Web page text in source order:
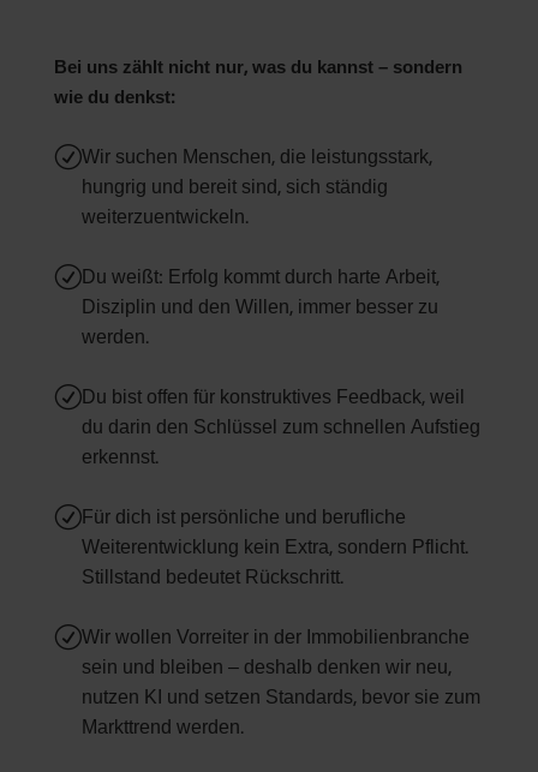
Bei uns zählt nicht nur, was du kannst – sondern
wie du denkst:
RWir suchen Menschen, die leistungsstark,
hungrig und bereit sind, sich ständig
weiterzuentwickeln.
RDu weißt: Erfolg kommt durch harte Arbeit,
Disziplin und den Willen, immer besser zu
werden.
RDu bist offen für konstruktives Feedback, weil
du darin den Schlüssel zum schnellen Aufstieg
erkennst.
RFür dich ist persönliche und berufliche
Weiterentwicklung kein Extra, sondern Pflicht.
Stillstand bedeutet Rückschritt.
RWir wollen Vorreiter in der Immobilienbranche
sein und bleiben – deshalb denken wir neu,
nutzen KI und setzen Standards, bevor sie zum
Markttrend werden.